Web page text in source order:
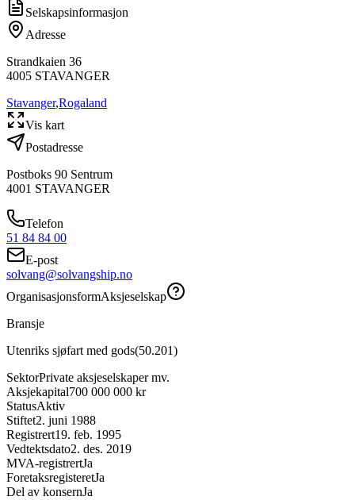
Selskapsinformasjon
Adresse
Strandkaien 36
4005 STAVANGER
Stavanger,Rogaland
Vis kart
Postadresse
Postboks 90 Sentrum
4001 STAVANGER
Telefon
51 84 84 00
E-post
solvang@solvangship.no
OrganisasjonsformAksjeselskap
Bransje
Utenriks sjøfart med gods(50.201)
SektorPrivate aksjeselskaper mv.
Aksjekapital700 000 000 kr
StatusAktiv
Stiftet2. juni 1988
Registrert19. feb. 1995
Vedtektsdato2. des. 2019
MVA-registrertJa
ForetaksregisteretJa
Del av konsernJa